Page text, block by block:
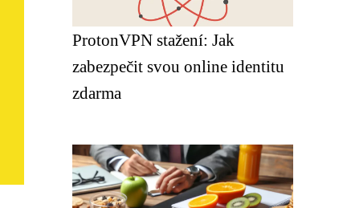
ProtonVPN stažení: Jak
zabezpečit svou online identitu
zdarma